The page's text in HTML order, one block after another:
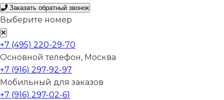
Заказать обратный звонок
Выберите номер
+7 (495) 220-29-70
Основной телефон, Москва
+7 (916) 297-92-97
Мобильный для заказов
+7 (916) 297-02-61